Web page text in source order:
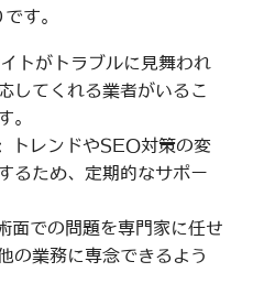
す。
トがトラブルに見舞われ
してくれる業者がいるこ
。
トレンドやSEO対策の変
るため、定期的なサポー
面での問題を専門家に任せ
の業務に専念できるよう